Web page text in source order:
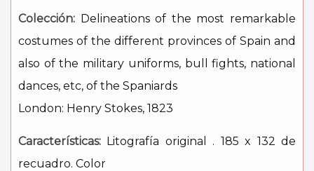
Colección: Delineations of the most remarkable
costumes of the different provinces of Spain and
also of the military uniforms, bull fights, national
dances, etc, of the Spaniards
London: Henry Stokes, 1823
Características: Litografía original . 185 x 132 de
recuadro. Color